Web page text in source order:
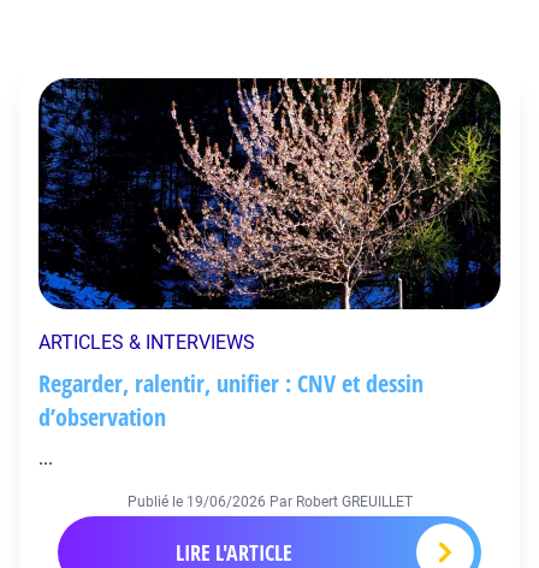
ARTICLES & INTERVIEWS
Regarder, ralentir, unifier : CNV et dessin
d’observation
...
Publié le 19/06/2026 Par Robert GREUILLET
LIRE L'ARTICLE